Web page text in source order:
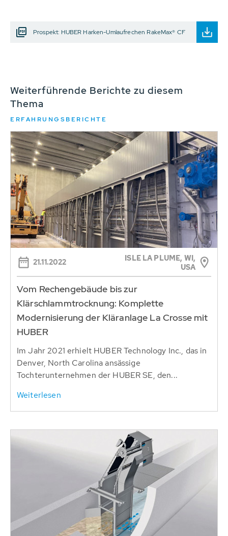
Prospekt: HUBER Harken-Umlaufrechen RakeMax® CF
Weiterführende Berichte zu diesem
Thema
ERFAHRUNGSBERICHTE
21.11.2022
ISLE LA PLUME, WI,
USA
Vom Rechengebäude bis zur
Klärschlammtrocknung: Komplette
Modernisierung der Kläranlage La Crosse mit
HUBER
Im Jahr 2021 erhielt HUBER Technology Inc., das in
Denver, North Carolina ansässige
Tochterunternehmen der HUBER SE, den...
Weiterlesen